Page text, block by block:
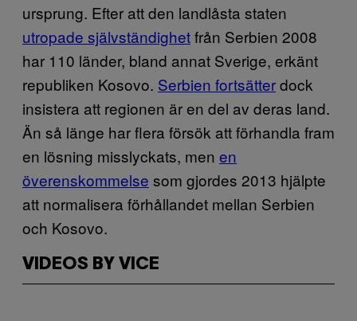
ursprung. Efter att den landlåsta staten
utropade självständighetfrån Serbien 2008
har 110 länder, bland annat Sverige, erkänt
republiken Kosovo. Serbien fortsätterdock
insistera att regionen är en del av deras land.
Än så länge har flera försök att förhandla fram
en lösning misslyckats, men en
överenskommelse som gjordes 2013 hjälpte
att normalisera förhållandet mellan Serbien
och Kosovo.
VIDEOS BY VICE